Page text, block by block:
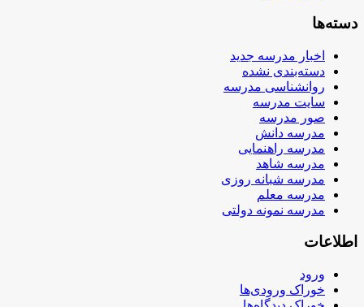
دسته‌ها
اخبار مدرسه جدید
دسته‌بندی نشده
روانشناسی مدرسه
سایت مدرسه
صور مدرسه
مدرسه دانش
مدرسه راهنمایی
مدرسه شاهد
مدرسه شبانه روزی
مدرسه معلم
مدرسه نمونه دولتی
اطلاعات
ورود
خوراک ورودی‌ها